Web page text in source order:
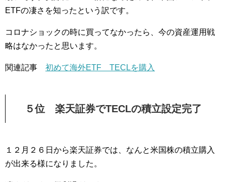
ETFの凄さを知ったという訳です。
コロナショックの時に買ってなかったら、今の資産運用戦
略はなかったと思います。
関連記事 初めて海外ETF TECLを購入
５位 楽天証券でTECLの積立設定完了
１２月２６日から楽天証券では、なんと米国株の積立購入
が出来る様になりました。